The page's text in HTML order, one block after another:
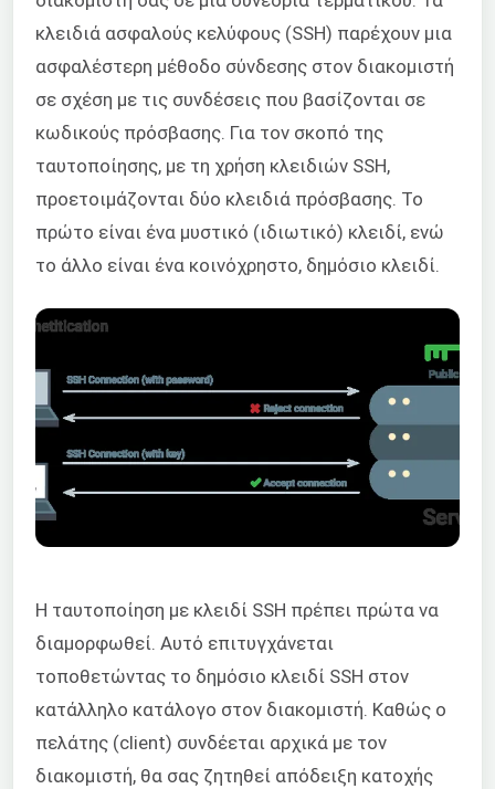
κλειδιά ασφαλούς κελύφους (SSH) παρέχουν μια
ασφαλέστερη μέθοδο σύνδεσης στον διακομιστή
σε σχέση με τις συνδέσεις που βασίζονται σε
κωδικούς πρόσβασης. Για τον σκοπό της
ταυτοποίησης, με τη χρήση κλειδιών SSH,
προετοιμάζονται δύο κλειδιά πρόσβασης. Το
πρώτο είναι ένα μυστικό (ιδιωτικό) κλειδί, ενώ
το άλλο είναι ένα κοινόχρηστο, δημόσιο κλειδί.
Η ταυτοποίηση με κλειδί SSH πρέπει πρώτα να
διαμορφωθεί. Αυτό επιτυγχάνεται
τοποθετώντας το δημόσιο κλειδί SSH στον
κατάλληλο κατάλογο στον διακομιστή. Καθώς ο
πελάτης (client) συνδέεται αρχικά με τον
διακομιστή, θα σας ζητηθεί απόδειξη κατοχής